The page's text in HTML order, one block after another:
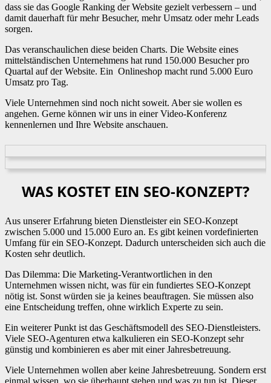
dass sie das Google Ranking der Website gezielt verbessern – und
damit dauerhaft für mehr Besucher, mehr Umsatz oder mehr Leads
sorgen.
Das veranschaulichen diese beiden Charts. Die Website eines
mittelständischen Unternehmens hat rund 150.000 Besucher pro
Quartal auf der Website. Ein Onlineshop macht rund 5.000 Euro
Umsatz pro Tag.
Viele Unternehmen sind noch nicht soweit. Aber sie wollen es
angehen. Gerne können wir uns in einer Video-Konferenz
kennenlernen und Ihre Website anschauen.
WAS KOSTET EIN SEO-KONZEPT?
Aus unserer Erfahrung bieten Dienstleister ein SEO-Konzept
zwischen 5.000 und 15.000 Euro an. Es gibt keinen vordefinierten
Umfang für ein SEO-Konzept. Dadurch unterscheiden sich auch die
Kosten sehr deutlich.
Das Dilemma: Die Marketing-Verantwortlichen in den
Unternehmen wissen nicht, was für ein fundiertes SEO-Konzept
nötig ist. Sonst würden sie ja keines beauftragen. Sie müssen also
eine Entscheidung treffen, ohne wirklich Experte zu sein.
Ein weiterer Punkt ist das Geschäftsmodell des SEO-Dienstleisters.
Viele SEO-Agenturen etwa kalkulieren ein SEO-Konzept sehr
günstig und kombinieren es aber mit einer Jahresbetreuung.
Viele Unternehmen wollen aber keine Jahresbetreuung. Sondern erst
einmal wissen, wo sie überhaupt stehen und was zu tun ist. Dieser